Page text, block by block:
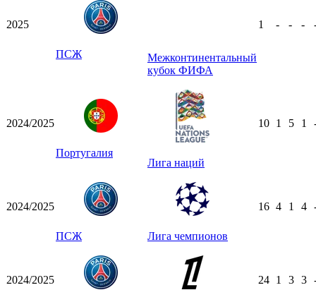
2025
ПСЖ
Межконтинентальный
кубок ФИФА
1 - - -
2024/2025
Португалия
Лига наций
10 1 5 1
2024/2025
ПСЖ Лига чемпионов
16 4 1 4
2024/2025 24 1 3 3